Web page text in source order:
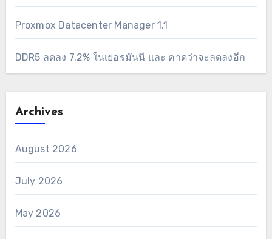
Proxmox Datacenter Manager 1.1
DDR5 ลดลง 7.2% ในเยอรมันนี และ คาดว่าจะลดลงอีก
Archives
August 2026
July 2026
May 2026